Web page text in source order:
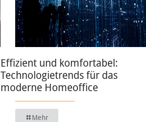
Effizient und komfortabel:
Technologietrends für das
moderne Homeoffice
Mehr